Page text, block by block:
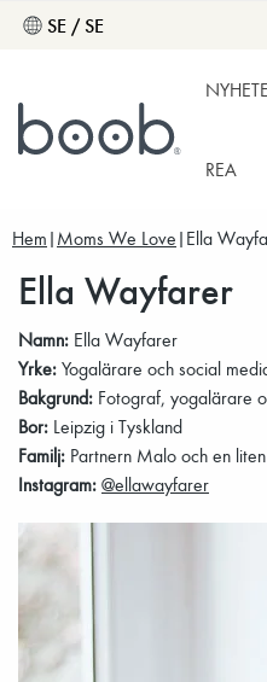
SE / SE
REA
Hem Moms We Love Ella
Ella Wayfarer
Namn: Ella Wayfarer
Yrke: Yogalärare och social
Bakgrund: Fotograf, yogalärare
Bor: Leipzig i Tyskland
Familj: Partnern Malo och en
Instagram: @ellawayfarer